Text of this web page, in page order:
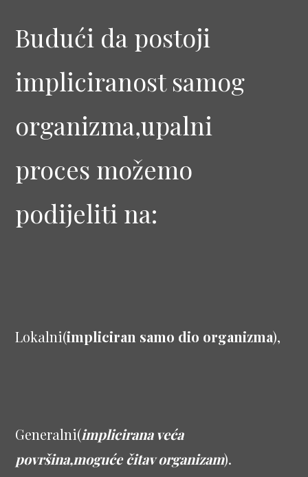
Budući da postoji
impliciranost samog
organizma,upalni
proces možemo
podijeliti na:
Lokalni(impliciran samo dio organizma),
Generalni(implicirana veća
površina,moguće čitav organizam).